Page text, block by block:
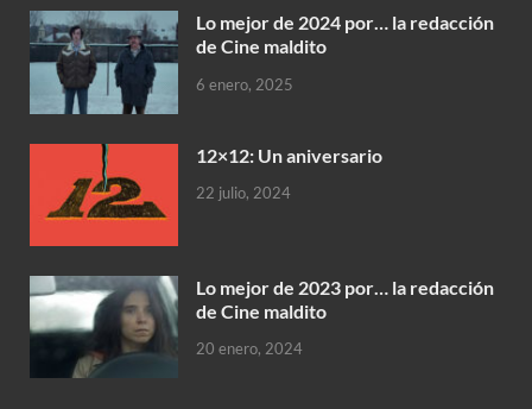
Lo mejor de 2024 por… la redacción
de Cine maldito
6 enero, 2025
12×12: Un aniversario
22 julio, 2024
Lo mejor de 2023 por… la redacción
de Cine maldito
20 enero, 2024